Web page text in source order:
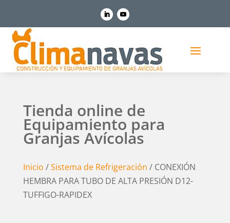
Tienda online de
Equipamiento para
Granjas Avícolas
Inicio /Sistema de Refrigeración / CONEXIÓN
HEMBRA PARA TUBO DE ALTA PRESIÓN D12-
TUFFIGO-RAPIDEX